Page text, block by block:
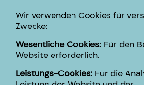
Wir verwenden Cookies für
Zwecke:
Wesentliche Cookies: Für den
Website erforderlich.
Leistungs-Cookies: Für die